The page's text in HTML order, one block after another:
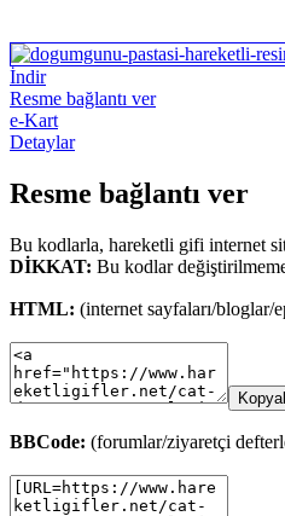
İndir
Resme bağlantı ver
e-Kart
Detaylar
Resme bağlantı ver
Bu kodlarla, hareketli gifi internet
DİKKAT: Bu kodlar
HTML: (internet sayfaları/bloglar/
BBCode: (forumlar/ziyaretçi